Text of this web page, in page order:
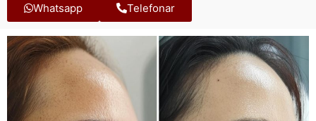
Whatsapp Telefonar